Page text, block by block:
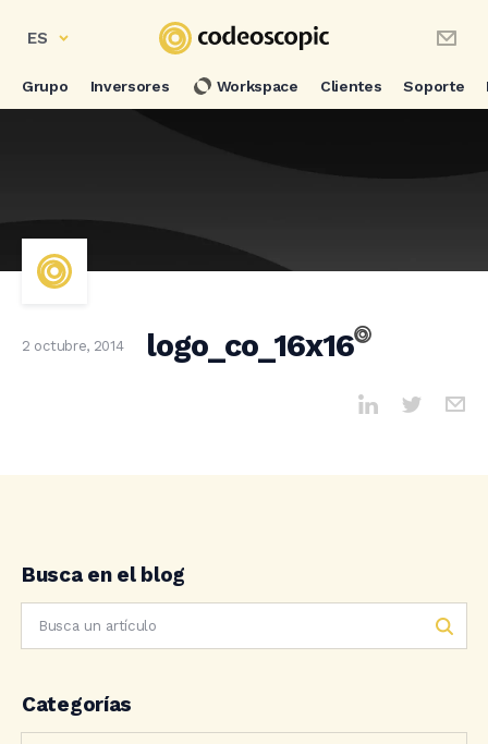
ES
Grupo Inversores Workspace Clientes Soporte
2 octubre, 2014 logo_co_16x16
Busca en el blog
Categorías